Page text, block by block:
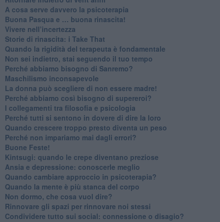
​A cosa serve davvero la psicoterapia
​Buona Pasqua e … buona rinascita!
​Vivere nell’incertezza
​Storie di rinascita: i Take That
​Quando la rigidità del terapeuta è fondamentale
​Non sei indietro, stai seguendo il tuo tempo
​Perché abbiamo bisogno di Sanremo?
​Maschilismo inconsapevole
​La donna può scegliere di non essere madre!
​Perché abbiamo così bisogno di supereroi?
​I collegamenti tra filosofia e psicologia
​Perché tutti si sentono in dovere di dire la loro
​Quando crescere troppo presto diventa un peso
​Perché non impariamo mai dagli errori?
​Buone Feste!
​Kintsugi: quando le crepe diventano preziose
Ansia e depressione: conoscerle meglio
Quando cambiare approccio in psicoterapia?
​Quando la mente è più stanca del corpo
Non dormo, che cosa vuol dire?
​Rinnovare gli spazi per rinnovare noi stessi
​Condividere tutto sui social: connessione o disagio?